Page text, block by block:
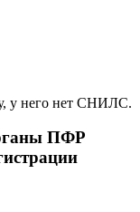
у него нет СНИЛС.
ПФР